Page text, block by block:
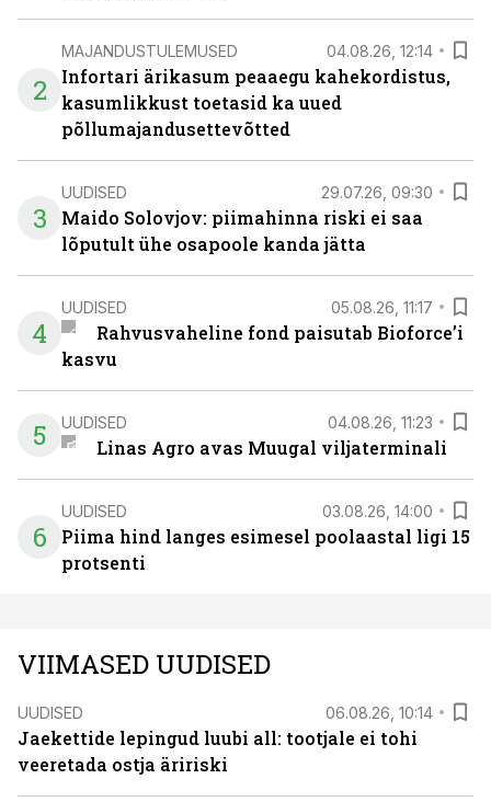
2
MAJANDUSTULEMUSED 04.08.26, 12:14
Infortari ärikasum peaaegu kahekordistus,
kasumlikkust toetasid ka uued
põllumajandusettevõtted
3
UUDISED 29.07.26, 09:30
Maido Solovjov: piimahinna riski ei saa
lõputult ühe osapoole kanda jätta
4
UUDISED 05.08.26, 11:17
Rahvusvaheline fond paisutab Bioforce’i
kasvu
5 UUDISED 04.08.26, 11:23
Linas Agro avas Muugal viljaterminali
6
UUDISED 03.08.26, 14:00
Piima hind langes esimesel poolaastal ligi 15
protsenti
VIIMASED UUDISED
UUDISED 06.08.26, 10:14
Jaekettide lepingud luubi all: tootjale ei tohi
veeretada ostja äririski